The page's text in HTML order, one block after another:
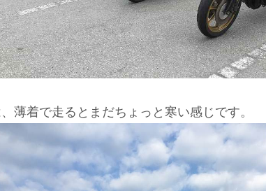
薄着で走るとまだちょっと寒い感じです。